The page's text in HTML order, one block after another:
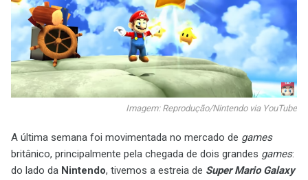
Imagem: Reprodução/Nintendo via YouTube
A última semana foi movimentada no mercado de games
britânico, principalmente pela chegada de dois grandes games:
do lado da Nintendo, tivemos a estreia de Super Mario Galaxy